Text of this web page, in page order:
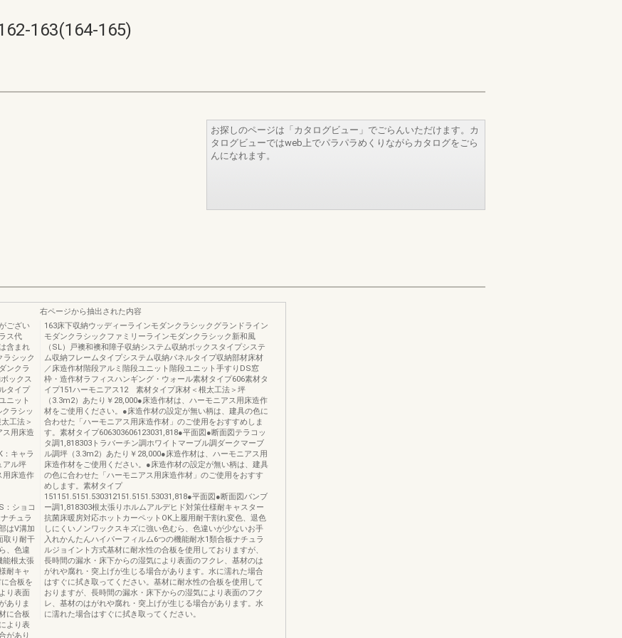
163(164-165)
お探しのページは「カタログビュー」でごらんいただけます。カ
タログビューではweb上でパラパラめくりながらカタログをごら
んになれます。
ござい
ス代
含まれ
ラシック
ンクラ
ックス
タイプ
ニット
ラシッ
工法＞
ス用床造
：キャラ
アル坪
用床造作
：ショコ
チュラ
はV溝加
取り耐干
、色違
能根太張
耐キャ
合板を
り表面
ありま
に合板
より表
があり
右ページから抽出された内容
163床下収納ウッディーラインモダンクラシックグランドライン
モダンクラシックファミリーラインモダンクラシック新和風
（SL）戸襖和襖和障子収納システム収納ボックスタイプシステ
ム収納フレームタイプシステム収納パネルタイプ収納部材床材
／床造作材階段アルミ階段ユニット階段ユニット手すりDS窓
枠・造作材ラフィスハンギング・ウォール素材タイプ606素材タ
イプ151ハーモニアス12 素材タイプ床材＜根太工法＞坪
（3.3m2）あたり￥28,000●床造作材は、ハーモニアス用床造作
材をご使用ください。●床造作材の設定が無い柄は、建具の色に
合わせた「ハーモニアス用床造作材」のご使用をおすすめしま
す。素材タイプ606303606123031,818●平面図●断面図テラコッ
タ調1,818303トラバーチン調ホワイトマーブル調ダークマーブ
ル調坪（3.3m2）あたり￥28,000●床造作材は、ハーモニアス用
床造作材をご使用ください。●床造作材の設定が無い柄は、建具
の色に合わせた「ハーモニアス用床造作材」のご使用をおすす
めします。素材タイプ
151151.5151.530312151.5151.53031,818●平面図●断面図バンブ
ー調1,818303根太張りホルムアルデヒド対策仕様耐キャスター
抗菌床暖房対応ホットカーペットOK上履用耐干割れ変色、退色
しにくいノンワックスキズに強い色むら、色違いが少ないお手
入れかんたんハイパーフィルム6つの機能耐水1類合板ナチュラ
ルジョイント方式基材に耐水性の合板を使用しておりますが、
長時間の漏水・床下からの湿気により表面のフクレ、基材のは
がれや腐れ・突上げが生じる場合があります。水に濡れた場合
はすぐに拭き取ってください。基材に耐水性の合板を使用して
おりますが、長時間の漏水・床下からの湿気により表面のフク
レ、基材のはがれや腐れ・突上げが生じる場合があります。水
に濡れた場合はすぐに拭き取ってください。